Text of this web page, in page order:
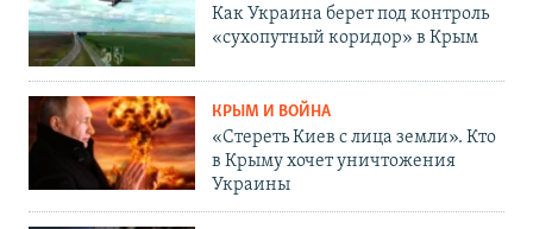
Как Украина берет под контроль
«сухопутный коридор» в Крым
КРЫМ И ВОЙНА
«Стереть Киев с лица земли». Кто
в Крыму хочет уничтожения
Украины